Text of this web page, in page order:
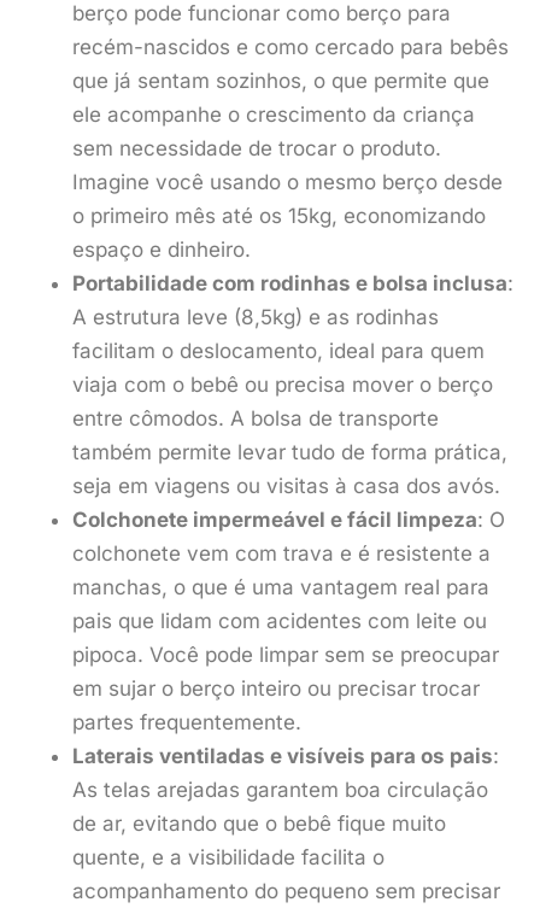
berço pode funcionar como berço para
recém-nascidos e como cercado para bebês
que já sentam sozinhos, o que permite que
ele acompanhe o crescimento da criança
sem necessidade de trocar o produto.
Imagine você usando o mesmo berço desde
o primeiro mês até os 15kg, economizando
espaço e dinheiro.
Portabilidade com rodinhas e bolsa inclusa:
A estrutura leve (8,5kg) e as rodinhas
facilitam o deslocamento, ideal para quem
viaja com o bebê ou precisa mover o berço
entre cômodos. A bolsa de transporte
também permite levar tudo de forma prática,
seja em viagens ou visitas à casa dos avós.
Colchonete impermeável e fácil limpeza: O
colchonete vem com trava e é resistente a
manchas, o que é uma vantagem real para
pais que lidam com acidentes com leite ou
pipoca. Você pode limpar sem se preocupar
em sujar o berço inteiro ou precisar trocar
partes frequentemente.
Laterais ventiladas e visíveis para os pais:
As telas arejadas garantem boa circulação
de ar, evitando que o bebê fique muito
quente, e a visibilidade facilita o
acompanhamento do pequeno sem precisar